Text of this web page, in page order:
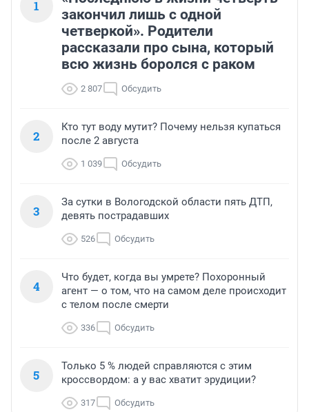
1
закончил лишь с одной
четверкой». Родители
рассказали про сына, который
всю жизнь боролся с раком
2 807 Обсудить
2
Кто тут воду мутит? Почему нельзя купаться
после 2 августа
1 039 Обсудить
3
За сутки в Вологодской области пять ДТП,
девять пострадавших
526 Обсудить
4
Что будет, когда вы умрете? Похоронный
агент — о том, что на самом деле происходит
с телом после смерти
336 Обсудить
5
Только 5 % людей справляются с этим
кроссвордом: а у вас хватит эрудиции?
317 Обсудить